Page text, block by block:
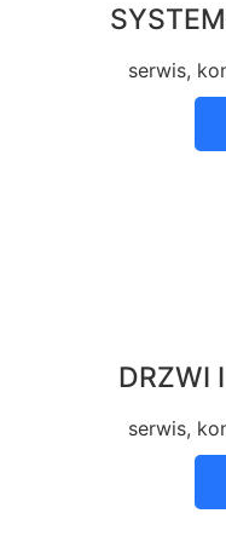
serwis,
DRZWI
serwis,